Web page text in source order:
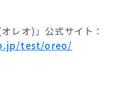
レオ)」公式サイト：
test/oreo/